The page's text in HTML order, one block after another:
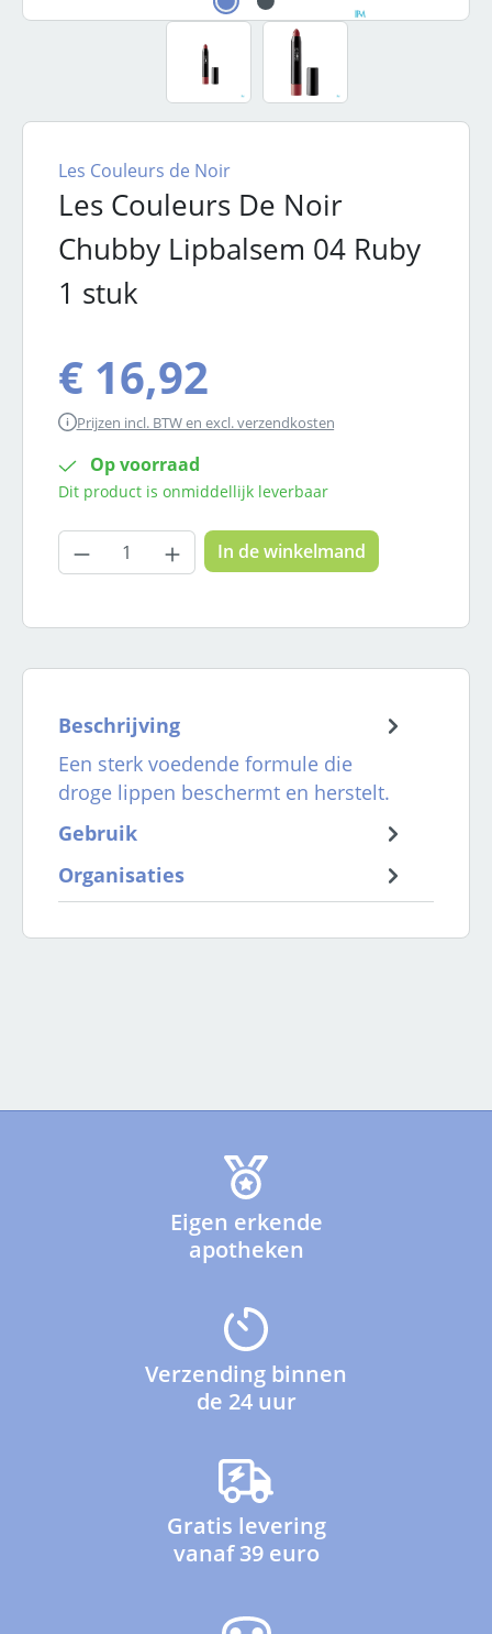
Les Couleurs De Noir
Chubby Lipbalsem 04 Ruby
1 stuk
Les Couleurs de Noir
€ 16,92
Prijzen incl. BTW en excl. verzendkosten
Op voorraad
Dit product is onmiddellijk leverbaar
Producthoeveelheid: Voer de
In de winkelmand
Beschrijving
Een sterk voedende formule die
droge lippen beschermt en herstelt.
Gebruik
Organisaties
Eigen erkende
apotheken
Verzending binnen
de 24 uur
Gratis levering
vanaf 39 euro